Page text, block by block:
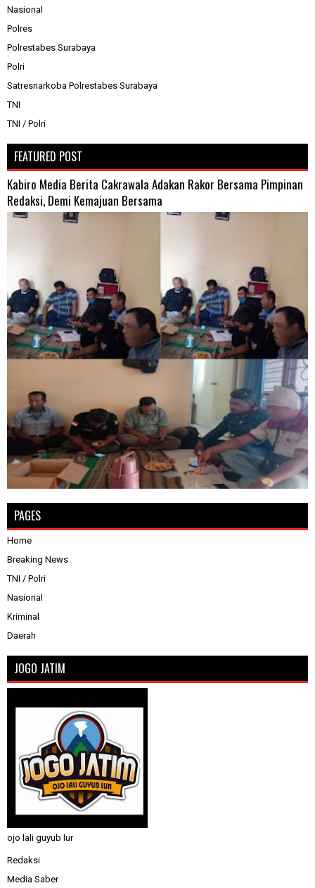
Nasional
Polres
Polrestabes Surabaya
Polri
Satresnarkoba Polrestabes Surabaya
TNI
TNI / Polri
FEATURED POST
Kabiro Media Berita Cakrawala Adakan Rakor Bersama Pimpinan
Redaksi, Demi Kemajuan Bersama
PAGES
Home
Breaking News
TNI / Polri
Nasional
Kriminal
Daerah
JOGO JATIM
ojo lali guyub lur
Redaksi
Media Saber